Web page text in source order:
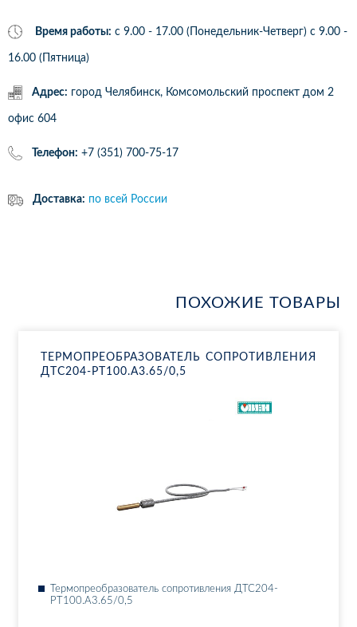
Время работы: с 9.00 - 17.00 (Понедельник-Четверг) c 9.00 -
16.00 (Пятница)
Адрес: город Челябинск, Комсомольский проспект дом 2
офис 604
Телефон: +7 (351) 700-75-17
Доставка: по всей России
ПОХОЖИЕ ТОВАРЫ
ТЕР­МО­ПРЕ­ОБ­РА­ЗО­ВА­ТЕЛЬ СО­ПРО­ТИВ­ЛЕ­НИЯ
ДТ­С204-РТ100.А3.65/0,5
Тер­мо­пре­об­ра­зо­ва­тель со­про­тив­ле­ния ДТ­С204-
РТ100.А3.65/0,5